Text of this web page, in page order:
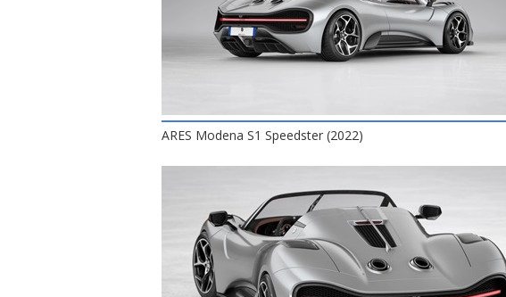
ARES Modena S1 Speedster (2022)